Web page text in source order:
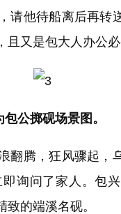
请他待船离后再转
又是包大人办公必
包公掷砚场景图。
腾，狂风骤起，
询问了家人。包
的端溪名砚。